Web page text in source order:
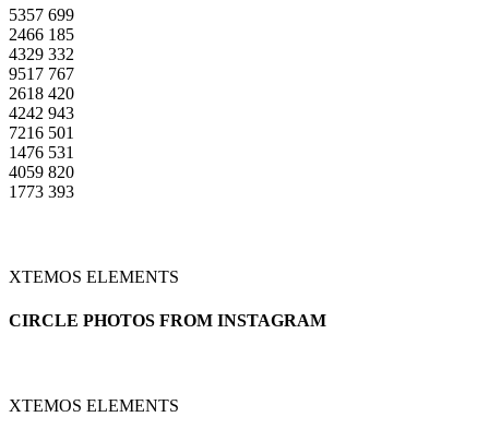
5357 699
2466 185
4329 332
9517 767
2618 420
4242 943
7216 501
1476 531
4059 820
1773 393
XTEMOS ELEMENTS
CIRCLE PHOTOS FROM INSTAGRAM
XTEMOS ELEMENTS